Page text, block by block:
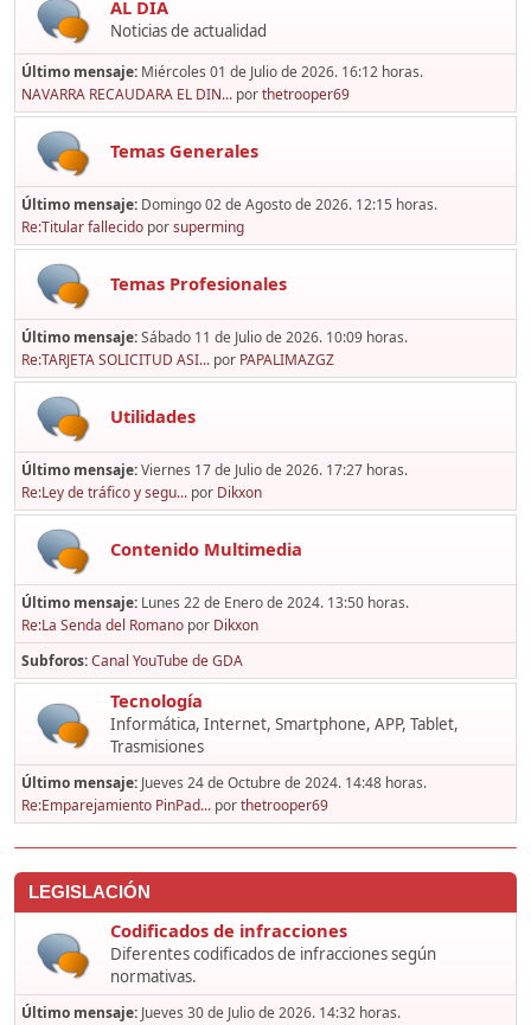
AL DIA
Noticias de actualidad
Último mensaje: Miércoles 01 de Julio de 2026. 16:12 horas.
NAVARRA RECAUDARA EL DIN... porthetrooper69
Temas Generales
Último mensaje: Domingo 02 de Agosto de 2026. 12:15 horas.
Re:Titular fallecido porsuperming
Temas Profesionales
Último mensaje:Sábado 11 de Julio de 2026. 10:09 horas.
Re:TARJETA SOLICITUD ASI... por PAPALIMAZGZ
Utilidades
Último mensaje:Viernes 17 de Julio de 2026. 17:27 horas.
Re:Ley de tráfico y segu... por Dikxon
Contenido Multimedia
Último mensaje: Lunes 22 de Enero de 2024. 13:50 horas.
Re:La Senda del Romano por Dikxon
Subforos Canal YouTube de GDA
Tecnología
Informática, Internet, Smartphone, APP, Tablet,
Trasmisiones
Último mensaje: Jueves 24 de Octubre de 2024. 14:48 horas.
Re:Emparejamiento PinPad... porthetrooper69
LEGISLACIÓN
Codificados de infracciones
Diferentes codificados de infracciones según
normativas.
Último mensaje: Jueves 30 de Julio de 2026. 14:32 horas.